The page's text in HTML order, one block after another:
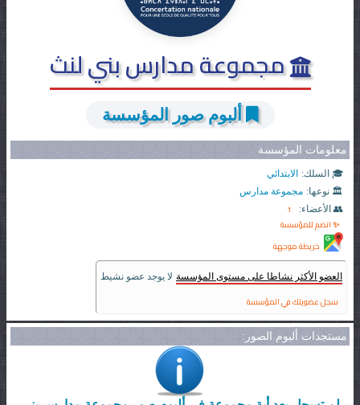
مجموعة مدارس بني لنث
ألبوم صور المؤسسة
معلومات المؤسسة
🎓 السلك: الابتدائي
🏛️ نوعها: مجموعة مدارس
👥 الأعضاء:
1
✨ انضم للمؤسسة
خريطة موجهة
العضو الأكثر نشاطا على مستوى المؤسسة لا يوجد عضو نشيط
سجل عضويتك في المؤسسة
مستجدات ألبوم الصور: